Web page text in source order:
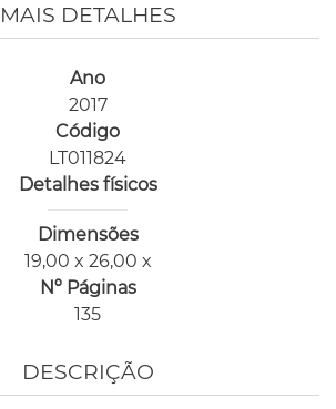
MAIS DETALHES
Ano
2017
Código
LT011824
Detalhes físicos
Dimensões
19,00 x 26,00 x
Nº Páginas
135
DESCRIÇÃO